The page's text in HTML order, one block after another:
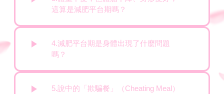
這算是減肥平台期嗎？
4.減肥平台期是身體出現了什麼問題
嗎？
5.說中的「欺騙餐」（Cheating Meal）